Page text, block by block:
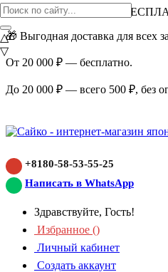
ВНИМАНИЕ АКЦИЯ!
🎁 Выгодная доставка для всех
От 20 000 ₽ — бесплатно.
До 20 000 ₽ — всего 500 ₽, без
+8180-58-53-55-25
Написать в WhatsApp
Здравствуйте, Гость!
Избранное ()
Личный кабинет
Создать аккаунт
△
▽